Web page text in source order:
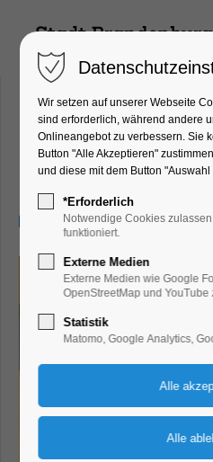
Dommusik
Highlight, Konzert, Musik
28.06.2025, 19:30–21:30
Wir setzen auf unserer Webseite
sind erforderlich, während andere
Onlineangebot zu verbessern. Sie
Button "Alle Akzeptieren"
und diese mit dem Button
*Erforderlich
Notwendige Cookies
funktioniert.
Externe Medien
Externe Medien wie Google
OpenStreetMap und YouTube
Statistik
Matomo, Google Analytics,